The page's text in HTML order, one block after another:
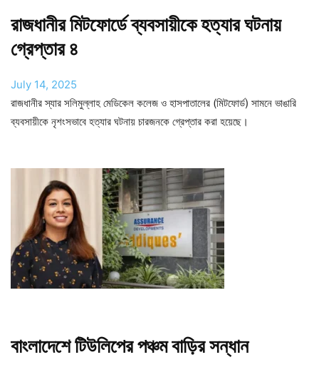
রাজধানীর মিটফোর্ডে ব্যবসায়ীকে হত্যার ঘটনায়
গ্রেপ্তার ৪
July 14, 2025
রাজধানীর স্যার সলিমুল্লাহ মেডিকেল কলেজ ও হাসপাতালের (মিটফোর্ড) সামনে ভাঙারি
ব্যবসায়ীকে নৃশংসভাবে হত্যার ঘটনায় চারজনকে গ্রেপ্তার করা হয়েছে।
বাংলাদেশে টিউলিপের পঞ্চম বাড়ির সন্ধান